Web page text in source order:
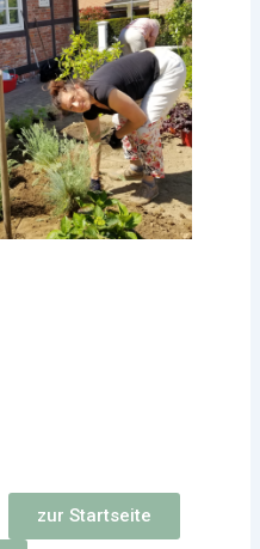
zur Startseite